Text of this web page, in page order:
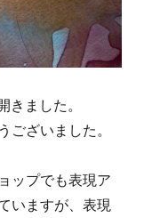
きました。
ございました。
ップでも表現ア
いますが、表現